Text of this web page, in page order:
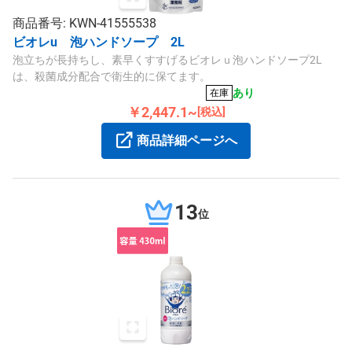
商品番号: KWN-41555538
ビオレu 泡ハンドソープ 2L
泡立ちが長持ちし、素早くすすげるビオレｕ泡ハンドソープ2L
は、殺菌成分配合で衛生的に保てます。
在庫 あり
￥2,447.1~ [税込]
商品詳細ページへ
13位